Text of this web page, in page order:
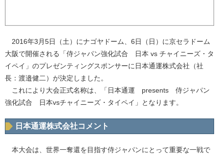
2016年3月5日（土）にナゴヤドーム、6日（日）に京セラドーム
大阪で開催される「侍ジャパン強化試合 日本 vs チャイニーズ・タ
イペイ」のプレゼンティングスポンサーに日本通運株式会社（社
長：渡邉健二）が決定しました。
これにより大会正式名称は、「日本通運 presents 侍ジャパン
強化試合 日本vsチャイニーズ・タイペイ」となります。
日本通運株式会社コメント
本大会は、世界一奪還を目指す侍ジャパンにとって重要な一戦で